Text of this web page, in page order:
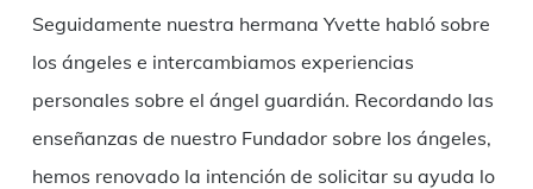
Seguidamente nuestra hermana Yvette habló sobre
los ángeles e intercambiamos experiencias
personales sobre el ángel guardián. Recordando las
enseñanzas de nuestro Fundador sobre los ángeles,
hemos renovado la intención de solicitar su ayuda lo